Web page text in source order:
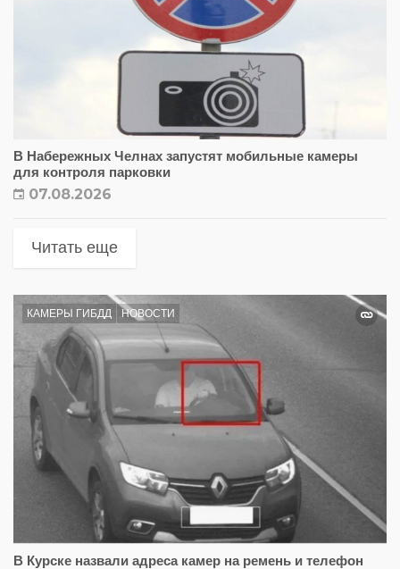
В Набережных Челнах запустят мобильные камеры
для контроля парковки
07.08.2026
Читать еще
КАМЕРЫ ГИБДД НОВОСТИ
В Курске назвали адреса камер на ремень и телефон